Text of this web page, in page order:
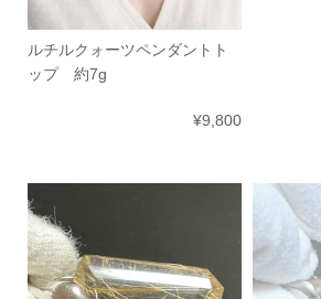
ルチルクォーツペンダントト
ップ 約7g
¥9,800